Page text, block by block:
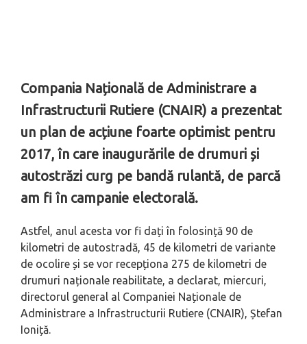
Compania Națională de Administrare a
Infrastructurii Rutiere (CNAIR) a prezentat
un plan de acțiune foarte optimist pentru
2017, în care inaugurările de drumuri și
autostrăzi curg pe bandă rulantă, de parcă
am fi în campanie electorală.
Astfel, anul acesta vor fi dați în folosință 90 de
kilometri de autostradă, 45 de kilometri de variante
de ocolire și se vor recepționa 275 de kilometri de
drumuri naționale reabilitate, a declarat, miercuri,
directorul general al Companiei Naționale de
Administrare a Infrastructurii Rutiere (CNAIR), Ștefan
Ioniță.